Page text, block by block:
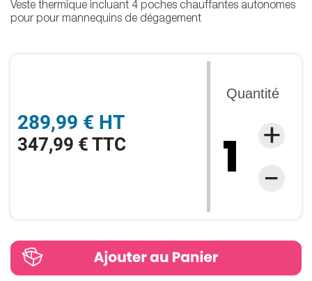
289,99 € HT
347,99 € TTC
Quantité
Veste thermique incluant 4 poches chauffantes autonomes
pour pour mannequins de dégagement